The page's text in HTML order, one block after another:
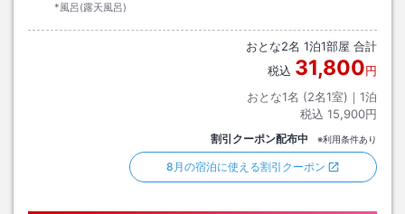
*風呂(露天風呂)
おとな2名 1泊1部屋 合計
税込 31,800円
おとな1名 (2名1室)｜ 1泊
税込 15,900円
割引クーポン配布中 ※利用条件あり
8月の宿泊に使える割引クーポン